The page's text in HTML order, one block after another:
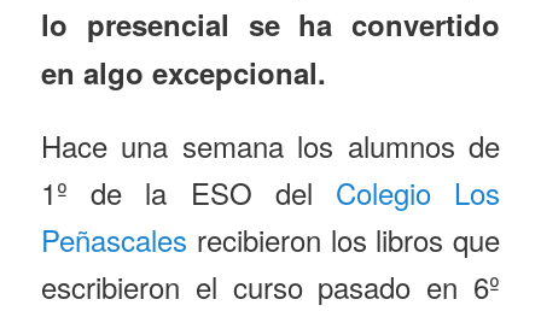
lo presencial se ha convertido
en algo excepcional.
Hace una semana los alumnos de
1º de la ESO del Colegio Los
Peñascales recibieron los libros que
escribieron el curso pasado en 6º